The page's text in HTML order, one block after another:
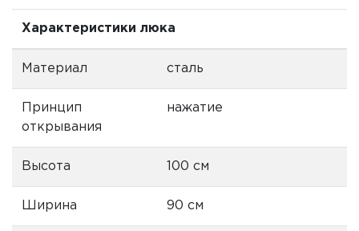
Характеристики люка
Материал сталь
Принцип
открывания
нажатие
Высота 100 см
Ширина 90 см